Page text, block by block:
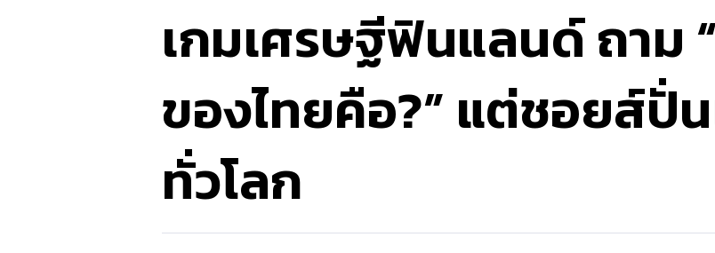
เกมเศรษฐีฟินแลนด์ ถาม
ของไทยคือ?” แต่ชอยส์ปั่
ทั่วโลก